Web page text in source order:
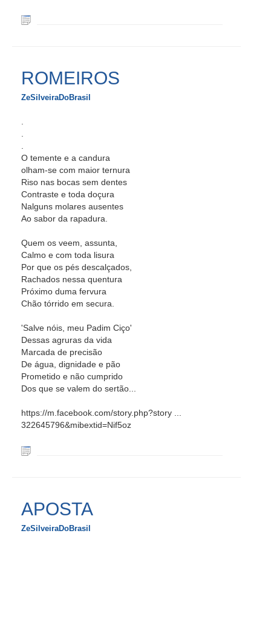
ROMEIROS
ZeSilveiraDoBrasil
O temente e a candura
olham-se com maior ternura
Riso nas bocas sem dentes
Contraste e toda doçura
Nalguns molares ausentes
Ao sabor da rapadura.
Quem os veem, assunta,
Calmo e com toda lisura
Por que os pés descalçados,
Rachados nessa quentura
Próximo duma fervura
Chão tórrido em secura.
'Salve nóis, meu Padim Ciço'
Dessas agruras da vida
Marcada de precisão
De água, dignidade e pão
Prometido e não cumprido
Dos que se valem do sertão...
https://m.facebook.com/story.php?story ...
322645796&mibextid=Nif5oz
APOSTA
ZeSilveiraDoBrasil